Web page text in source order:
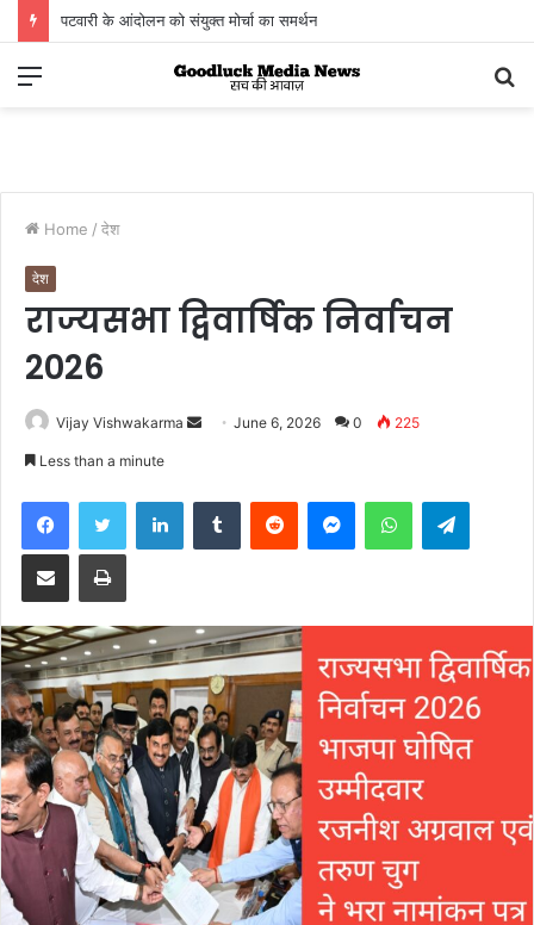
पटवारी के आंदोलन को संयुक्त मोर्चा का समर्थन
Menu
Home / देश
देश
राज्यसभा द्विवार्षिक निर्वाचन
2026
Vijay Vishwakarma
SendJune 6, 2026 0 225
Less than a minute
FacebookTwitter LinkedInTumblr Reddit MessengerWhatsApp
Share via Email Print